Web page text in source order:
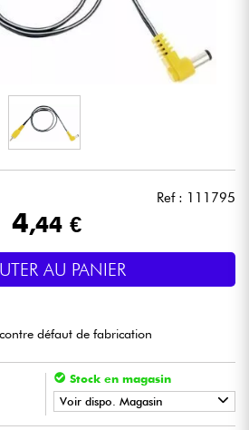
Ref : 111795
4,44 €
AU PANIER
défaut de fabrication
Stock en magasin
Voir dispo. Magasin